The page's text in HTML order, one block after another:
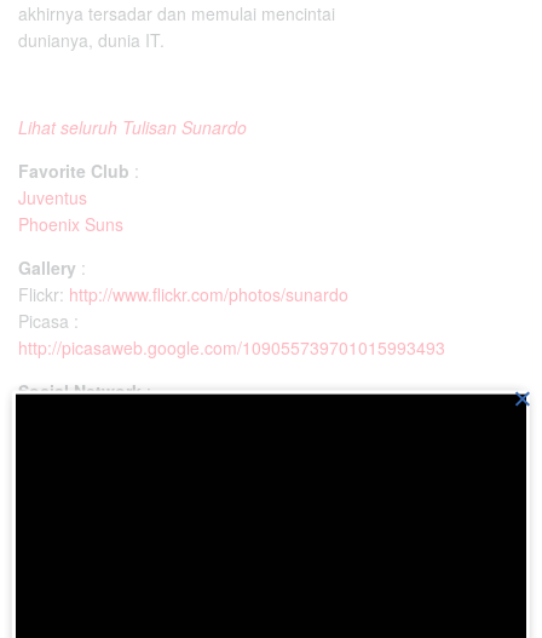
akhirnya tersadar dan memulai mencintai
dunianya, dunia IT.
Lihat seluruh Tulisan Sunardo
Favorite Club :
Juventus
Phoenix Suns
Gallery :
Flickr: http://www.flickr.com/photos/sunardo
Picasa :
http://picasaweb.google.com/109055739701015993493
Social Network:
×